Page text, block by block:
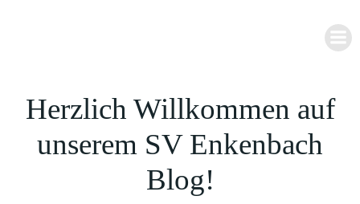
Herzlich Willkommen auf
unserem SV Enkenbach
Blog!